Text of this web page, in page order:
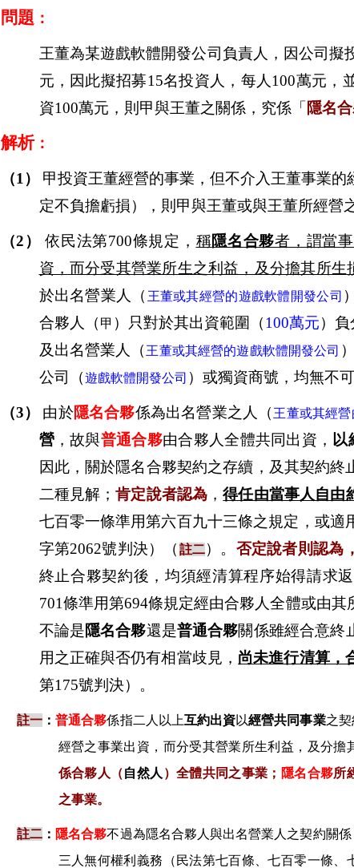
問題 ：
王董為某遊戲軟體開發公司負責人，因公司擬
元，因此擬招募15名投資人，每人 100萬元，
資100萬元，則甲與王董之關係，究係「 隱名
解析：
（1）
甲投資王董經營的事業，但不介入王董事業
定不負擔虧損），則甲與王董或與王董所經營
（2） 依民法第700條規定， 稱隱名合夥者，謂當
資，而分受其營業所生之利益，及分擔其所生
於出名營業人（ 王董或其經營的遊戲軟體開發公司
合夥人（ 甲 ）只對於其出資範圍（100萬元）
及出名營業人（ 王董或其經營的遊戲軟體開發公司
公司（遊戲軟體開發公司 ）或獨資商號，均無不可
（3） 由於隱名合夥係為出名營業之人 （ 王董或其經營
營，故與普通合夥由合夥人全體共同出資， 以
因此，關於隱名合夥契約之存續，及其契約終
二種見解；肯定說者認為 ，得任由當事人自由
七百零一條準用第六百九十三條之規定，或適
字第2062號判決）（ 註二）。 否定說者則認為，
終止合夥契約後，均須經清算程序始得請求
701條準用第694條規定經由合夥人全體或由
不論是隱名合夥還是普通合夥關係雖經合意終
用之正確與否仍有相當歧見， 尚未進行清算，
第175號判決）。
註一 ：普通合夥係指二人以上互約出資以經營共同事業之契
經營之事業出資，而分受其營業所生利益，及分擔
係合夥人（自然人 ）全體共同之事業； 隱名合夥所
之事業。
註二 ： 隱名合夥不過為隱名合夥人與出名營業人之契約關
三人無何權利義務（民法第七百條、七百零一條、